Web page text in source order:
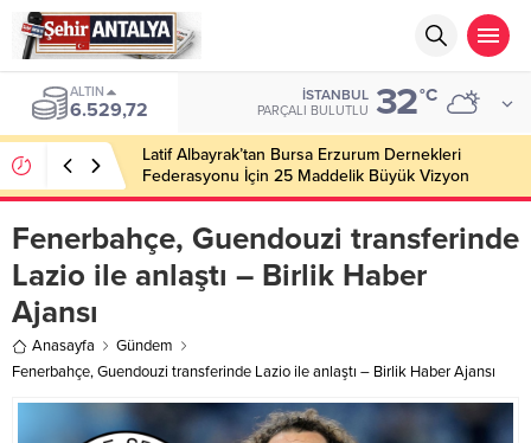
ALTIN
6.529,72
İSTANBUL
PARÇALI BULUTLU 32°C
Latif Albayrak’tan Bursa Erzurum Dernekleri
Federasyonu İçin 25 Maddelik Büyük Vizyon
Fenerbahçe, Guendouzi transferinde
Lazio ile anlaştı – Birlik Haber
Ajansı
Anasayfa
Gündem
Fenerbahçe, Guendouzi transferinde Lazio ile anlaştı – Birlik Haber Ajansı